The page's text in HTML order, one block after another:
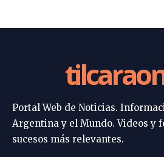
Portal Web de Noticias.
Argentina y el Mundo. Videos y
sucesos más relevantes.